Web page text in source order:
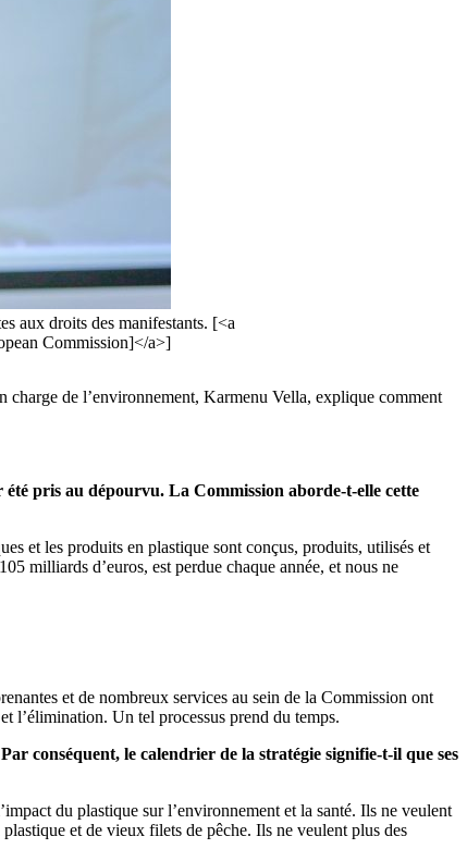
aux droits des manifestants. [<a
Commission]</a>]
charge de l’environnement, Karmenu Vella, explique comment
pris au dépourvu. La Commission aborde-t-elle cette
et les produits en plastique sont conçus, produits, utilisés et
milliards d’euros, est perdue chaque année, et nous ne
et de nombreux services au sein de la Commission ont
l’élimination. Un tel processus prend du temps.
conséquent, le calendrier de la stratégie signifie-t-il que ses
du plastique sur l’environnement et la santé. Ils ne veulent
plastique et de vieux filets de pêche. Ils ne veulent plus des